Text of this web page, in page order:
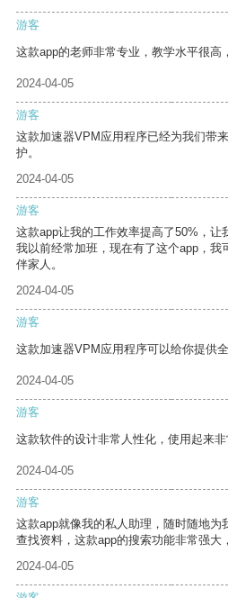
游客
这款app的老师非常专业，教学水平很高
2024-04-05
游客
这款加速器VPM应用程序已经为我们带
护。
2024-04-05
游客
这款app让我的工作效率提高了50%，让
我以前经常加班，现在有了这个app，我
伴家人。
2024-04-05
游客
这款加速器VPM应用程序可以给你提供
2024-04-05
游客
这款软件的设计非常人性化，使用起来非
2024-04-05
游客
这款app就像我的私人助理，随时随地为
查找资料，这款app的搜索功能非常强大
2024-04-05